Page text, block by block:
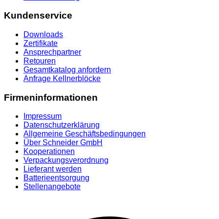
Kundenservice
Downloads
Zertifikate
Ansprechpartner
Retouren
Gesamtkatalog anfordern
Anfrage Kellnerblöcke
Firmeninformationen
Impressum
Datenschutzerklärung
Allgemeine Geschäftsbedingungen
Über Schneider GmbH
Kooperationen
Verpackungsverordnung
Lieferant werden
Batterieentsorgung
Stellenangebote